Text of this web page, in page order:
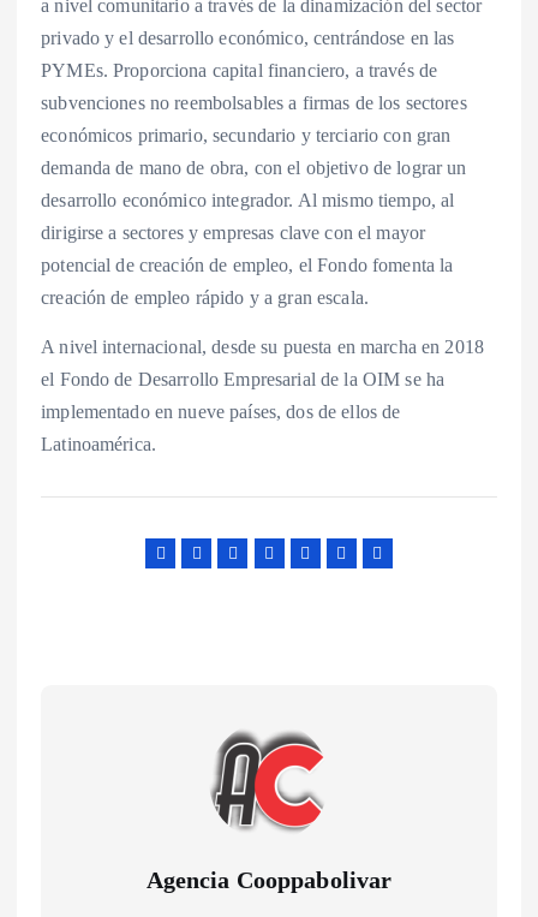
a nivel comunitario a través de la dinamización del sector
privado y el desarrollo económico, centrándose en las
PYMEs. Proporciona capital financiero, a través de
subvenciones no reembolsables a firmas de los sectores
económicos primario, secundario y terciario con gran
demanda de mano de obra, con el objetivo de lograr un
desarrollo económico integrador. Al mismo tiempo, al
dirigirse a sectores y empresas clave con el mayor
potencial de creación de empleo, el Fondo fomenta la
creación de empleo rápido y a gran escala.
A nivel internacional, desde su puesta en marcha en 2018
el Fondo de Desarrollo Empresarial de la OIM se ha
implementado en nueve países, dos de ellos de
Latinoamérica.
Agencia Cooppabolivar